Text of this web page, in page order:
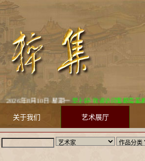
2026年8月10日 星期一 早上好! 欢迎访问集粹斋
关于我们 艺术展厅